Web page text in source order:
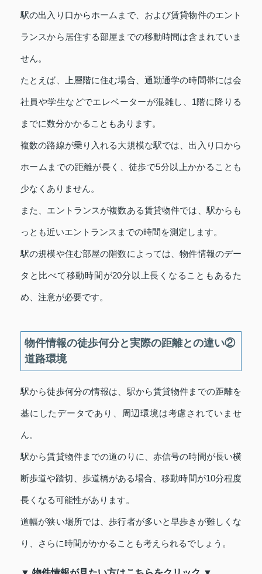
駅の出入り口からホームまで、および賃貸物件のエント
ランスから居住する部屋までの移動時間は含まれていま
せん。
たとえば、上層階に住む場合、通勤通学の時間帯には会
社員や学生などでエレベーターが混雑し、1階に降りる
までに数分かかることもあります。
複数の路線が乗り入れる大規模な駅では、出入り口から
ホームまでの距離が長く、徒歩で5分以上かかることも
少なくありません。
また、エントランスが複数ある賃貸物件では、駅からも
っとも近いエントランスまでの時間を測定します。
駅の規模や住む部屋の階数によっては、物件情報のデー
タと比べて移動時間が20分以上長くなることもあるた
め、注意が必要です。
物件情報の徒歩何分と実際の距離との違い②
道路環境
駅から徒歩何分の情報は、駅から賃貸物件までの距離を
基にしたデータであり、周辺環境は考慮されていませ
ん。
駅から賃貸物件までの道のりに、赤信号の時間が長い横
断歩道や踏切、歩道橋がある場合、移動時間が10分程度
長くなる可能性があります。
道幅が狭い場所では、歩行者が多いと早歩きが難しくな
り、さらに時間がかかることも考えられるでしょう。